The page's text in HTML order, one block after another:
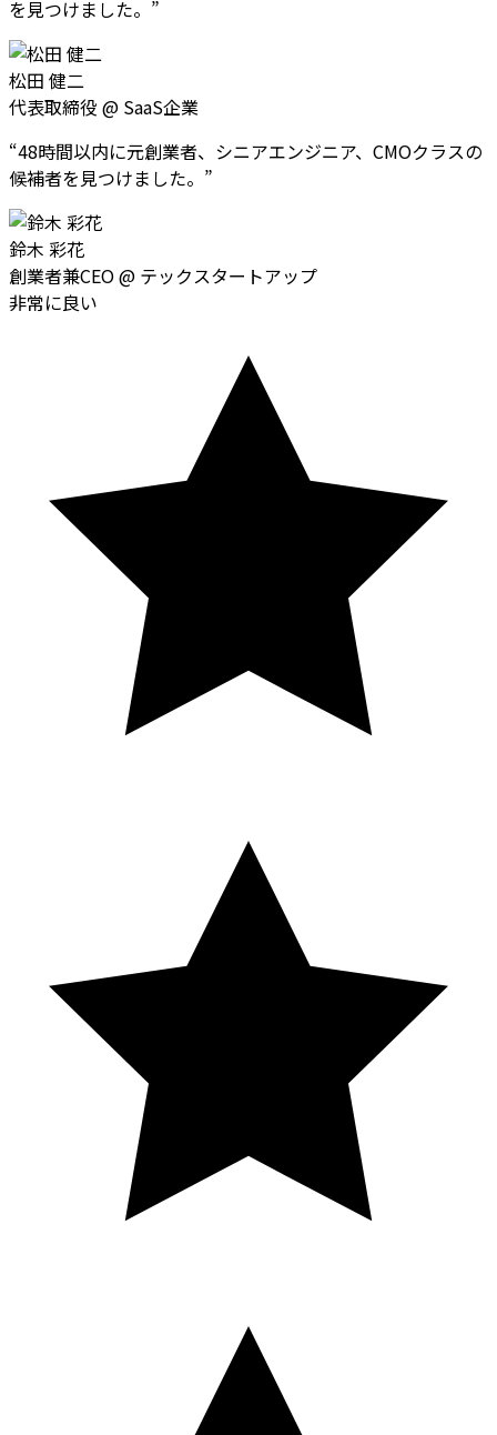
を見つけました。 ”
松田 健二
代表取締役 @ SaaS企業
“48時間以内に元創業者、シニアエンジニア、CMOクラスの
候補者を見つけました。 ”
鈴木 彩花
創業者兼CEO@ テックスタートアップ
非常に良い